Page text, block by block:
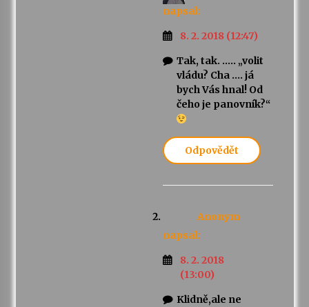
napsal:
8. 2. 2018 (12:47)
Tak, tak. ….. „volit
vládu? Cha …. já
bych Vás hnal! Od
čeho je panovník?“
Odpovědět
Anonym
napsal:
8. 2. 2018
(13:00)
Klidně,ale ne